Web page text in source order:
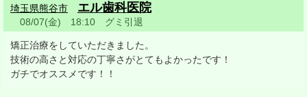
埼玉県熊谷市 エル歯科医院
08/07(金) 18:10 グミ引退
矯正治療をしていただきました。
技術の高さと対応の丁寧さがとてもよかったです！
ガチでオススメです！！